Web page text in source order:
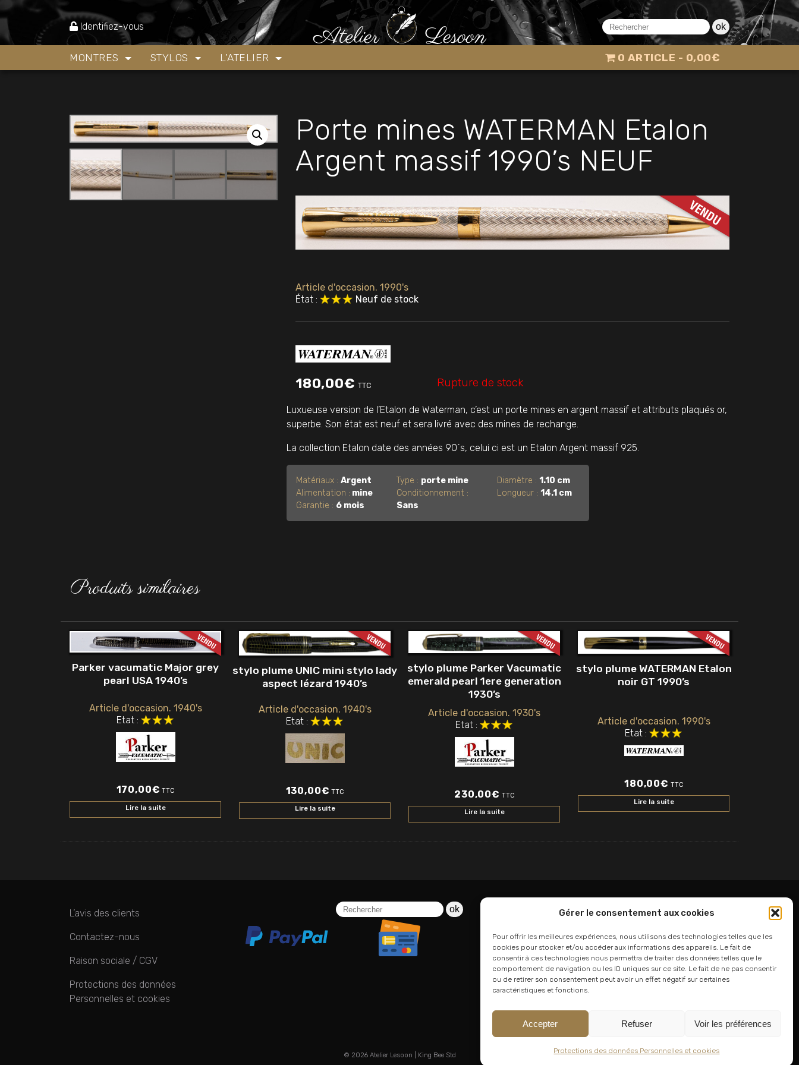
Gérer le consentement aux cookies
Pour offrir les meilleures expériences, nous utilisons des technologies telles que les
cookies pour stocker et/ou accéder aux informations des appareils. Le fait de
consentir à ces technologies nous permettra de traiter des données telles que le
comportement de navigation ou les ID uniques sur ce site. Le fait de ne pas consentir
ou de retirer son consentement peut avoir un effet négatif sur certaines
caractéristiques et fonctions.
Accepter Refuser Voir les préférences
Protections des données Personnelles et cookies
Identifiez-vous ok
MONTRES STYLOS L’ATELIER 0 ARTICLE 0,00€
Stylos Stylos porte-mine »Porte mines WATERMAN Etalon Argent massif 1990’s NEUF
Porte mines WATERMAN Etalon
Argent massif 1990’s NEUF
Article d'occasion. 1990's
État :
Neuf de stock
180,00€ TTC Rupture de stock
Luxueuse version de l’Etalon de Waterman, c’est un porte mines en argent massif et attributs plaqués or,
superbe. Son état est neuf et sera livré avec des mines de rechange.
La collection Etalon date des années 90`s, celui ci est un Etalon Argent massif 925.
Matériaux : Argent
Alimentation : mine
Garantie : 6 mois
Type : porte mine
Conditionnement :
Sans
Diamètre : 1.10 cm
Longueur : 14.1 cm
Produits similaires
Parker vacumatic Major grey
pearl USA 1940’s
Article d'occasion. 1940's
Etat :
170,00€ TTC
Lire la suite
stylo plume UNIC mini stylo lady
aspect lézard 1940’s
Article d'occasion. 1940's
Etat :
130,00€ TTC
Lire la suite
stylo plume Parker Vacumatic
emerald pearl 1ere generation
1930’s
Article d'occasion. 1930's
Etat :
230,00€ TTC
Lire la suite
stylo plume WATERMAN Etalon
noir GT 1990’s
Article d'occasion. 1990's
Etat :
180,00€ TTC
Lire la suite
L’avis des clients
Contactez-nous
Raison sociale / CGV
Protections des données
Personnelles et cookies
ok
06 24 94 44 05
01 75 33 00 85
© 2026 Atelier Lesoon King Bee Std